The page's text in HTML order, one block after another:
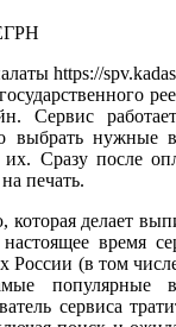
https://
Сервис
выбрать нужные
Сразу после
печать.
которая делает
время
России (в том
популярные
сервиса